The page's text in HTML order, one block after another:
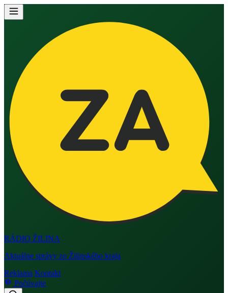
RÁDIO ŽILINA
Aktuálne správy zo Žilinského kraja
Reklama Kontakt
Počúvajte